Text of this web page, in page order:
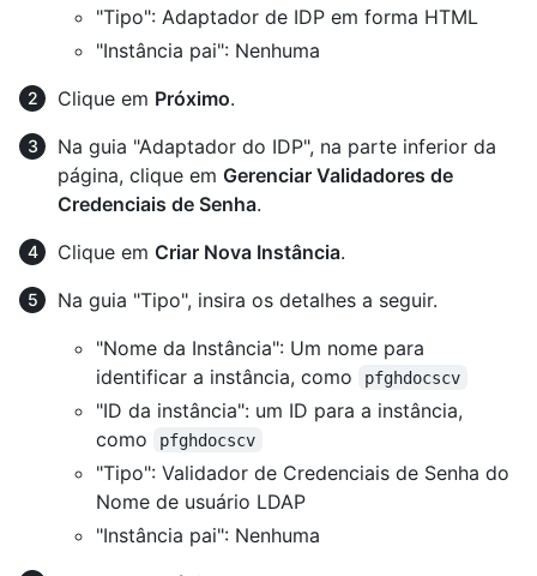
"Tipo": Adaptador de IDP em forma HTML
"Instância pai": Nenhuma
Clique em Próximo.
Na guia "Adaptador do IDP", na parte inferior da
página, clique em Gerenciar Validadores de
Credenciais de Senha.
Clique em Criar Nova Instância.
Na guia "Tipo", insira os detalhes a seguir.
"Nome da Instância": Um nome para
identificar a instância, como
pfghdocscv
"ID da instância": um ID para a instância,
como
pfghdocscv
"Tipo": Validador de Credenciais de Senha do
Nome de usuário LDAP
"Instância pai": Nenhuma